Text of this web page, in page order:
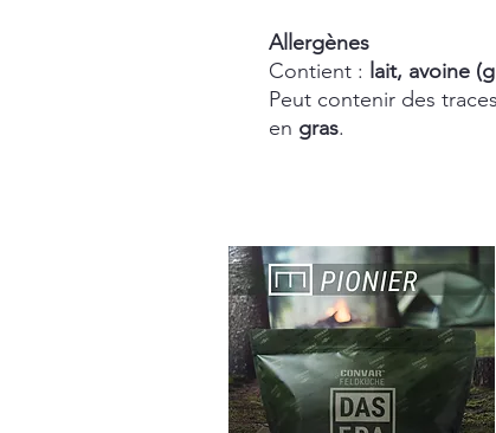
Allergènes
Contient : lait, avoine
Peut contenir des
en gras.